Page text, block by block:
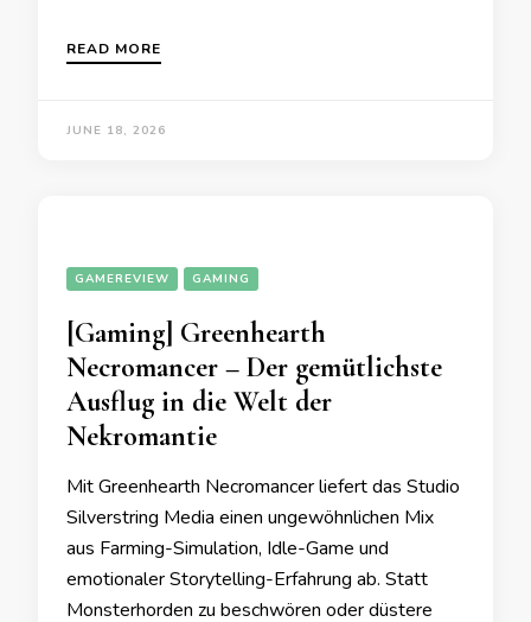
READ MORE
JUNE 18, 2026
GAMEREVIEW GAMING
[Gaming] Greenhearth
Necromancer – Der gemütlichste
Ausflug in die Welt der
Nekromantie
Mit Greenhearth Necromancer liefert das Studio
Silverstring Media einen ungewöhnlichen Mix
aus Farming-Simulation, Idle-Game und
emotionaler Storytelling-Erfahrung ab. Statt
Monsterhorden zu beschwören oder düstere